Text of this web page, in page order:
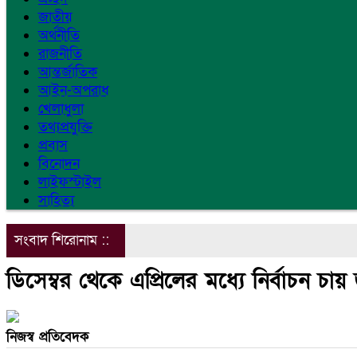
জাতীয়
অর্থনীতি
রাজনীতি
আন্তর্জাতিক
আইন-অপরাধ
খেলাধুলা
তথ্যপ্রযুক্তি
প্রবাস
বিনোদন
লাইফস্টাইল
সাহিত্য
সংবাদ শিরোনাম ::
ডিসেম্বর থেকে এপ্রিলের মধ্যে নির্বাচন
নিজস্ব প্রতিবেদক